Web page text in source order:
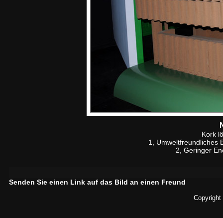
Kork
1, Umweltfreundliches
2, Geringer
Senden Sie einen Link auf das Bild an einen Freund